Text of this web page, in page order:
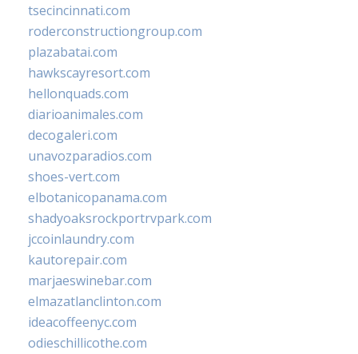
tsecincinnati.com
roderconstructiongroup.com
plazabatai.com
hawkscayresort.com
hellonquads.com
diarioanimales.com
decogaleri.com
unavozparadios.com
shoes-vert.com
elbotanicopanama.com
shadyoaksrockportrvpark.com
jccoinlaundry.com
kautorepair.com
marjaeswinebar.com
elmazatlanclinton.com
ideacoffeenyc.com
odieschillicothe.com